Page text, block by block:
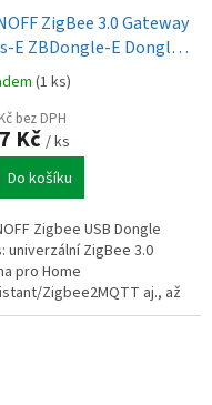
ZigBee 3.0 Gateway
E ZBDongle-E Dongle
Assistant, openHAB,
(1 ks)
bez DPH
Kč/ ks
Do košíku
Zigbee USB Dongle
univerzální ZigBee 3.0
pro Home
Zigbee2MQTT aj., až
Externí anténa, vyšší